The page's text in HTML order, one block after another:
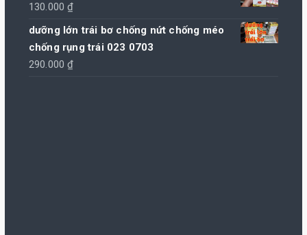
Được xếp
5
130.000₫
dưỡng lớn trái bơ chống nứt chống méo
chống rụng trái 023 0703
290.000₫